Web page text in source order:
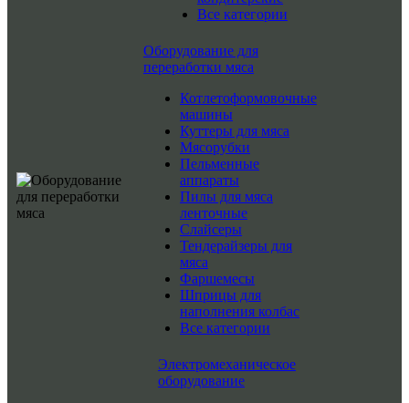
Все категории
Оборудование для
переработки мяса
Котлетоформовочные
машины
Куттеры для мяса
Мясорубки
Пельменные
аппараты
Пилы для мяса
ленточные
Слайсеры
Тендерайзеры для
мяса
Фаршемесы
Шприцы для
наполнения колбас
Все категории
Электромеханическое
оборудование